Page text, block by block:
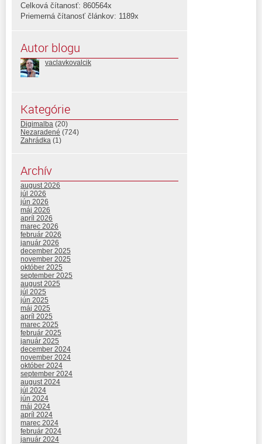
Celková čítanosť: 860564x
Priemerná čítanosť článkov: 1189x
Autor blogu
vaclavkovalcik
Kategórie
Digimalba (20)
Nezaradené (724)
Zahrádka (1)
Archív
august 2026
júl 2026
jún 2026
máj 2026
apríl 2026
marec 2026
február 2026
január 2026
december 2025
november 2025
október 2025
september 2025
august 2025
júl 2025
jún 2025
máj 2025
apríl 2025
marec 2025
február 2025
január 2025
december 2024
november 2024
október 2024
september 2024
august 2024
júl 2024
jún 2024
máj 2024
apríl 2024
marec 2024
február 2024
január 2024